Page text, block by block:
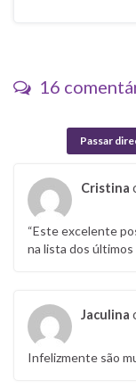
16
Passar
Cristina
“Este excelente
na lista dos
Jaculina
Infelizmente são